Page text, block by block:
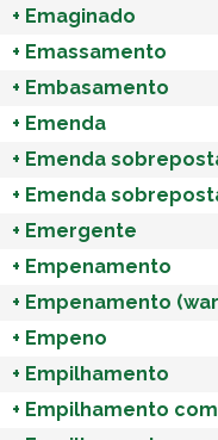
+ Emaginado
+ Emassamento
+ Embasamento
+ Emenda
+ Emenda
+ Emenda
+ Emergente
+ Empenamento
+ Empenamento
+ Empeno
+ Empilhamento
+ Empilhamento